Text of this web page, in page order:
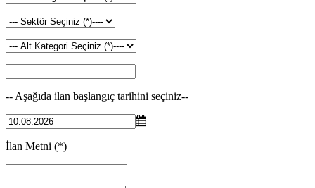
-- Aşağıda ilan başlangıç tarihini seçiniz--
İlan Metni (*)